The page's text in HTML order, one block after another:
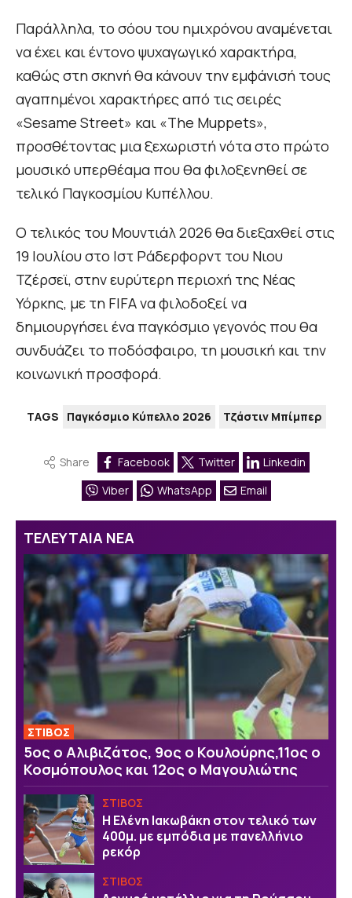
Παράλληλα, το σόου του ημιχρόνου αναμένεται
να έχει και έντονο ψυχαγωγικό χαρακτήρα,
καθώς στη σκηνή θα κάνουν την εμφάνισή τους
αγαπημένοι χαρακτήρες από τις σειρές
«Sesame Street» και «The Muppets»,
προσθέτοντας μια ξεχωριστή νότα στο πρώτο
μουσικό υπερθέαμα που θα φιλοξενηθεί σε
τελικό Παγκοσμίου Κυπέλλου.
Ο τελικός του Μουντιάλ 2026 θα διεξαχθεί στις
19 Ιουλίου στο Ιστ Ράδερφορντ του Νιου
Τζέρσεϊ, στην ευρύτερη περιοχή της Νέας
Υόρκης, με τη FIFA να φιλοδοξεί να
δημιουργήσει ένα παγκόσμιο γεγονός που θα
συνδυάζει το ποδόσφαιρο, τη μουσική και την
κοινωνική προσφορά.
TAGS Παγκόσμιο Κύπελλο 2026 Τζάστιν Μπίμπερ
Share Facebook Twitter
Linkedin
Viber
WhatsApp Email
ΤΕΛΕΥΤΑΙΑ ΝΕΑ
ΣΤΙΒΟΣ
5ος ο Αλιβιζάτος, 9ος ο Κουλούρης,11ος ο
Κοσμόπουλος και 12ος ο Μαγουλιώτης
ΣΤΙΒΟΣ
Η Ελένη Ιακωβάκη στον τελικό των
400μ. με εμπόδια με πανελλήνιο
ρεκόρ
ΣΤΙΒΟΣ